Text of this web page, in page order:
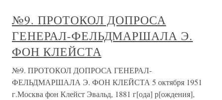
№9. ПРОТОКОЛ ДОПРОСА
ГЕНЕРАЛ-ФЕЛЬДМАРШАЛА Э.
ФОН КЛЕЙСТА
№9. ПРОТОКОЛ ДОПРОСА ГЕНЕРАЛ-
ФЕЛЬДМАРШАЛА Э. ФОН КЛЕЙСТА 5 октября 1951
г.Москва фон Клейст Эвальд, 1881 г[ода] р[ождения],